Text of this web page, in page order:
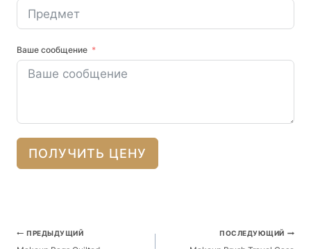
Ваше сообщение
ПОЛУЧИТЬ ЦЕНУ
Навигация
ПРЕДЫДУЩИЙ ПОСЛЕДУЮЩИЙ